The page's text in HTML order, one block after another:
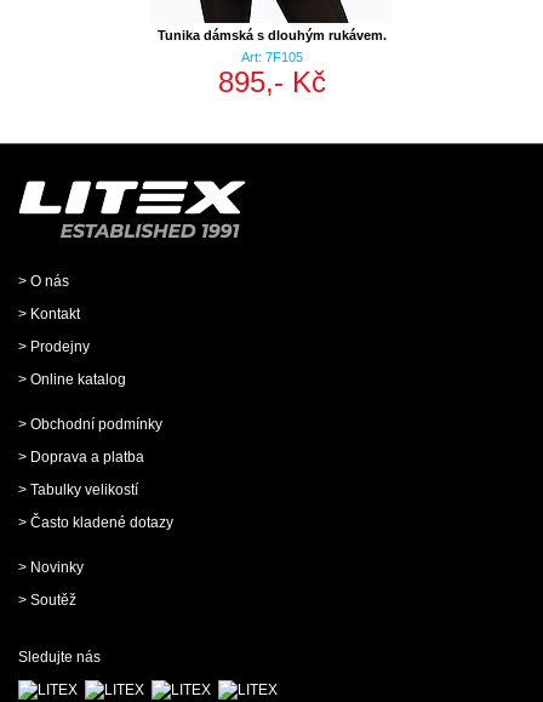
Tunika dámská s dlouhým rukávem.
Art: 7F105
895,- Kč
> O nás
> Kontakt
> Prodejny
> Online katalog
> Obchodní podmínky
> Doprava a platba
> Tabulky velikostí
> Často kladené dotazy
> Novinky
> Soutěž
Sledujte nás